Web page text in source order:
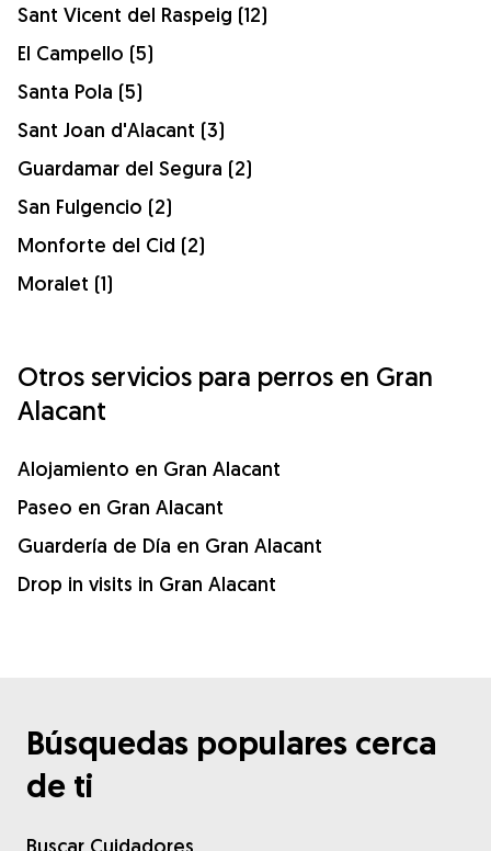
Sant Vicent del Raspeig (12)
El Campello (5)
Santa Pola (5)
Sant Joan d'Alacant (3)
Guardamar del Segura (2)
San Fulgencio (2)
Monforte del Cid (2)
Moralet (1)
Otros servicios para perros en Gran
Alacant
Alojamiento en Gran Alacant
Paseo en Gran Alacant
Guardería de Día en Gran Alacant
Drop in visits in Gran Alacant
Búsquedas populares cerca
de ti